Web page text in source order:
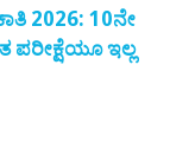
2026: 10ನೇ
ಪರೀಕ್ಷೆಯೂ ಇಲ್ಲ